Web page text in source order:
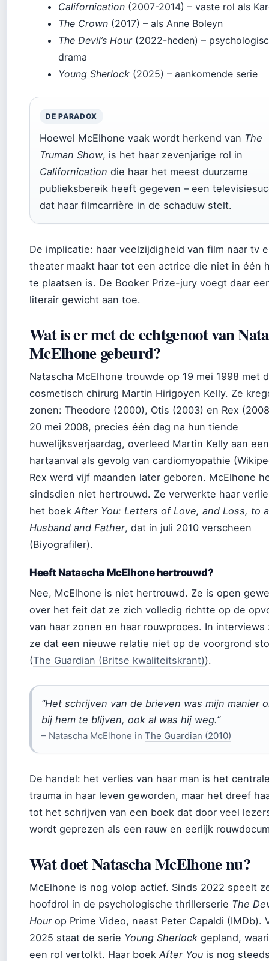
Californication (2007-2014) – vaste rol als
The Crown (2017) – als Anne Boleyn
The Devil’s Hour(2022-heden) –
drama
Young Sherlock (2025) – aankomende serie
DE PARADOX
Hoewel McElhone vaak wordt herkend van The
Truman Show, is het haar zevenjarige rol in
Californication die haar het meest duurzame
publieksbereik heeft gegeven – een
dat haar filmcarrière in de schaduw stelt.
De implicatie: haar veelzijdigheid van film naar tv
theater maakt haar tot een actrice die niet in één
te plaatsen is. De Booker Prize-jury voegt daar
literair gewicht aan toe.
Wat is er met de echtgenoot van
McElhone gebeurd?
Natascha McElhone trouwde op 19 mei 1998 met
cosmetisch chirurg Martin Hirigoyen Kelly. Ze
zonen: Theodore (2000), Otis (2003) en Rex
20 mei 2008, precies één dag na hun tiende
huwelijksverjaardag, overleed Martin Kelly aan een
hartaanval als gevolg van cardiomyopathie
Rex werd vijf maanden later geboren. McElhone
sindsdien niet hertrouwd. Ze verwerkte haar
het boek After You: Letters of Love, and Loss, to a
Husband and Father, dat in juli 2010 verscheen
(Biyografiler).
Heeft Natascha McElhone hertrouwd?
Nee, McElhone is niet hertrouwd. Ze is open
over het feit dat ze zich volledig richtte op de
van haar zonen en haar rouwproces. In interviews
ze dat een nieuwe relatie niet op de voorgrond
(The Guardian (Britse kwaliteitskrant)).
“Het schrijven van de brieven was mijn manier
bij hem te blijven, ook al was hij weg.”
– Natascha McElhone in The Guardian (2010)
De handel: het verlies van haar man is het
trauma in haar leven geworden, maar het dreef
tot het schrijven van een boek dat door veel
wordt geprezen als een rauw en eerlijk
Wat doet Natascha McElhone nu?
McElhone is nog volop actief. Sinds 2022 speelt
hoofdrol in de psychologische thrillerserie The
Hourop Prime Video, naast Peter Capaldi (IMDb).
2025 staat de serie Young Sherlock gepland,
een rol vertolkt. Haar boek After You is nog